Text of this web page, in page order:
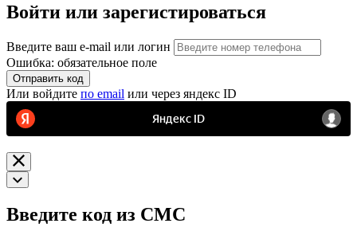
Войти или зарегистироваться
Введите ваш e-mail или логин
Ошибка: обязательное поле
Отправить код
Или войдите по email или через яндекс ID
Введите код из СМС